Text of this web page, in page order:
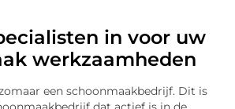
in voor uw
werkzaamheden
een schoonmaakbedrijf. Dit is